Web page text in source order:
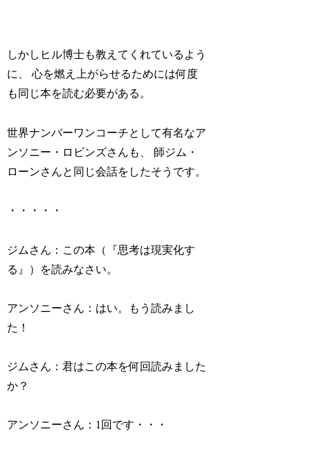
しかしヒル博士も教えてくれているよう
に、 心を燃え上がらせるためには何度
も同じ本を読む必要がある。
世界ナンバーワンコーチとして有名なア
ンソニー・ロビンズさんも、 師ジム・
ローンさんと同じ会話をしたそうです。
・・・・・
ジムさん：この本（『思考は現実化す
る』）を読みなさい。
アンソニーさん：はい。もう読みまし
た！
ジムさん：君はこの本を何回読みました
か？
アンソニーさん：1回です・・・